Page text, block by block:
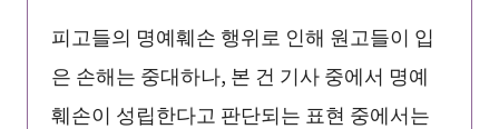
피고들의 명예훼손 행위로 인해 원고들이 입
은 손해는 중대하나, 본 건 기사 중에서 명예
훼손이 성립한다고 판단되는 표현 중에서는